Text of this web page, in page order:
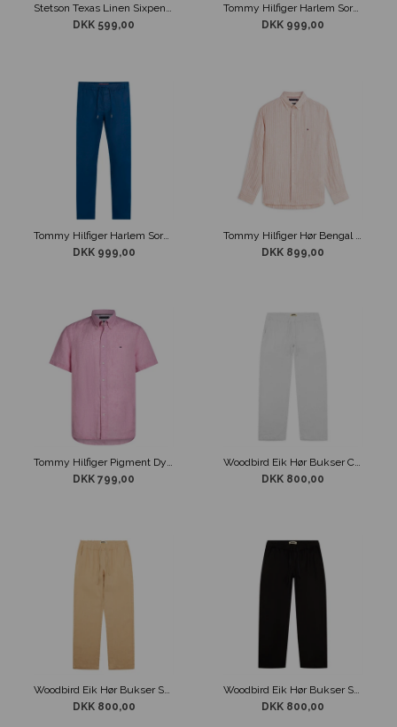
Stetson Texas Linen Sixpence Navy
DKK 599,00
Tommy Hilfiger Harlem Sorona Linen Pants Hvid
DKK 999,00
Tommy Hilfiger Harlem Sorona Linen Pants Mørkeblå
DKK 999,00
DKK 899,00
Tommy Hilfiger Pigment Dyed Linen Skjorte Pink
DKK 799,00
Woodbird Eik Hør Bukser Creme
DKK 800,00
Woodbird Eik Hør Bukser Sand
DKK 800,00
Woodbird Eik Hør Bukser Sort
DKK 800,00